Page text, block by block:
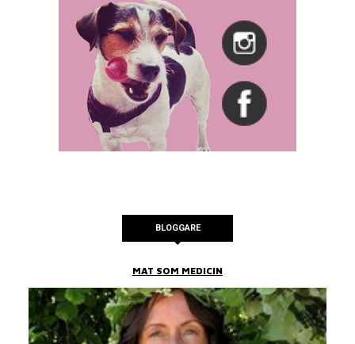
BLOGGARE
MAT SOM MEDICIN